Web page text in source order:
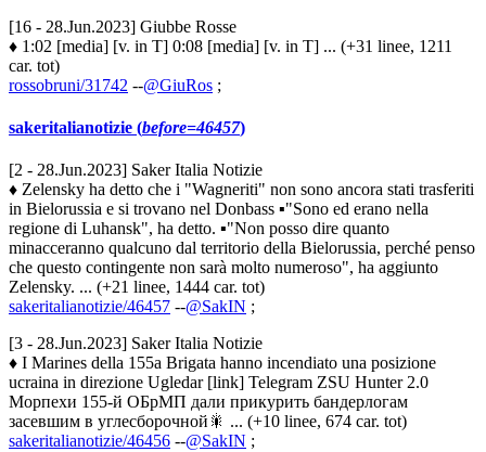
[16 - 28.Jun.2023] Giubbe Rosse
♦ 1:02 [media] [v. in T] 0:08 [media] [v. in T] ... (+31 linee, 1211
car. tot)
rossobruni/31742 --@GiuRos ;
sakeritalianotizie (before=46457)
[2 - 28.Jun.2023] Saker Italia Notizie
♦ Zelensky ha detto che i "Wagneriti" non sono ancora stati trasferiti
in Bielorussia e si trovano nel Donbass ▪️"Sono ed erano nella
regione di Luhansk", ha detto. ▪️"Non posso dire quanto
minacceranno qualcuno dal territorio della Bielorussia, perché penso
che questo contingente non sarà molto numeroso", ha aggiunto
Zelensky. ... (+21 linee, 1444 car. tot)
sakeritalianotizie/46457 --@SakIN ;
[3 - 28.Jun.2023] Saker Italia Notizie
♦ I Marines della 155a Brigata hanno incendiato una posizione
ucraina in direzione Ugledar [link] Telegram ZSU Hunter 2.0
Морпехи 155-й ОБрМП дали прикурить бандерлогам
засевшим в углесборочной🎇 ... (+10 linee, 674 car. tot)
sakeritalianotizie/46456 --@SakIN ;